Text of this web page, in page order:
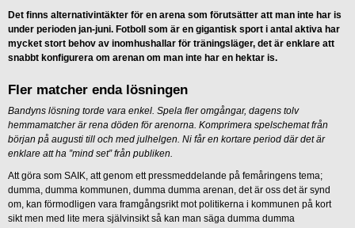
Det finns alternativintäkter för en arena som förutsätter att man inte har is
under perioden jan-juni. Fotboll som är en gigantisk sport i antal aktiva har
mycket stort behov av inomhushallar för träningsläger, det är enklare att
snabbt konfigurera om arenan om man inte har en hektar is.
Fler matcher enda lösningen
Bandyns lösning torde vara enkel. Spela fler omgångar, dagens tolv
hemmamatcher är rena döden för arenorna. Komprimera spelschemat från
början på augusti till och med julhelgen. Ni får en kortare period där det är
enklare att ha ”mind set” från publiken.
Att göra som SAIK, att genom ett pressmeddelande på femåringens tema;
dumma, dumma kommunen, dumma dumma arenan, det är oss det är synd
om, kan förmodligen vara framgångsrikt mot politikerna i kommunen på kort
sikt men med lite mera självinsikt så kan man säga dumma dumma